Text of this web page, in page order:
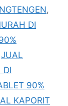
,
DI
JUAL
DI
90%
KAPORIT